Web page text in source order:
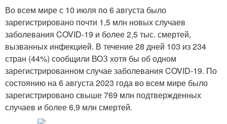
Во всем мире с 10 июля по 6 августа было
зарегистрировано почти 1,5 млн новых случаев
заболевания COVID-19 и более 2,5 тыс. смертей,
вызванных инфекцией. В течение 28 дней 103 из 234
стран (44%) сообщили ВОЗ хотя бы об одном
зарегистрированном случае заболевания COVID-19. По
состоянию на 6 августа 2023 года во всем мире было
зарегистрировано свыше 769 млн подтвержденных
случаев и более 6,9 млн смертей.